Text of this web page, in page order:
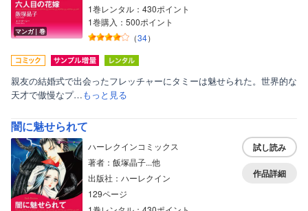
マンガ｜巻
1巻レンタル：430ポイント
1巻購入：500ポイント
（34）
親友の結婚式で出会ったフレッチャーにタミーは魅せられた。世界的な
天才で傲慢なプ…もっと見る
闇に魅せられて
ハーレクインコミックス
著者：飯塚晶子...他
出版社：ハーレクイン
129ページ
試し読み
作品詳細